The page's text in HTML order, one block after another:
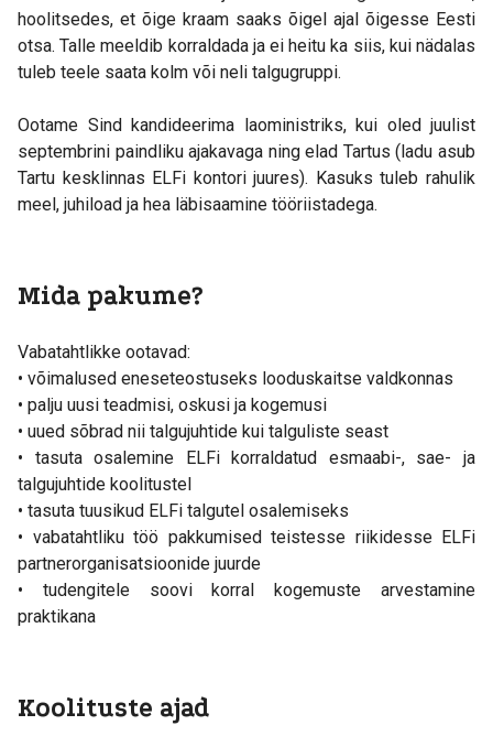
hoolitsedes, et õige kraam saaks õigel ajal õigesse Eesti
otsa. Talle meeldib korraldada ja ei heitu ka siis, kui nädalas
tuleb teele saata kolm või neli talgugruppi.
Ootame Sind kandideerima laoministriks, kui oled juulist
septembrini paindliku ajakavaga ning elad Tartus (ladu asub
Tartu kesklinnas ELFi kontori juures). Kasuks tuleb rahulik
meel, juhiload ja hea läbisaamine tööriistadega.
Mida pakume?
Vabatahtlikke ootavad:
• võimalused eneseteostuseks looduskaitse valdkonnas
• palju uusi teadmisi, oskusi ja kogemusi
• uued sõbrad nii talgujuhtide kui talguliste seast
• tasuta osalemine ELFi korraldatud esmaabi-, sae- ja
talgujuhtide koolitustel
• tasuta tuusikud ELFi talgutel osalemiseks
• vabatahtliku töö pakkumised teistesse riikidesse ELFi
partnerorganisatsioonide juurde
• tudengitele soovi korral kogemuste arvestamine
praktikana
Koolituste ajad